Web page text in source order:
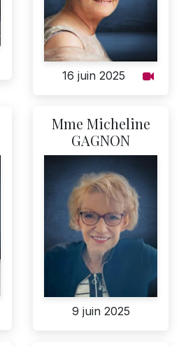
16 juin 2025
Mme Micheline
GAGNON
9 juin 2025